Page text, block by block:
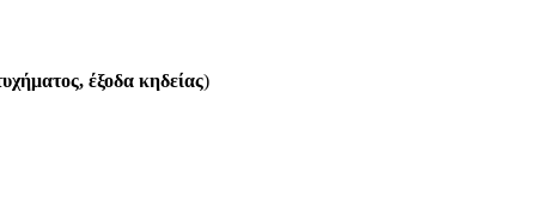
έξοδα κηδείας)